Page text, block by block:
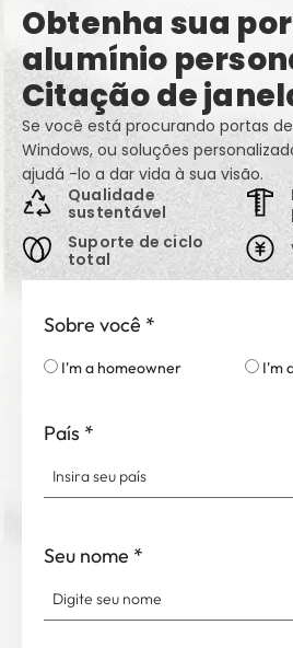
Obtenha sua
alumínio
Citação de
Se você está procurando portas
Windows, ou soluções
ajudá -lo a dar vida à sua visão.
Qualidade
sustentável
Suporte de ciclo
total
Sobre você *
I'm a homeowner I'm
País *
Seu nome *